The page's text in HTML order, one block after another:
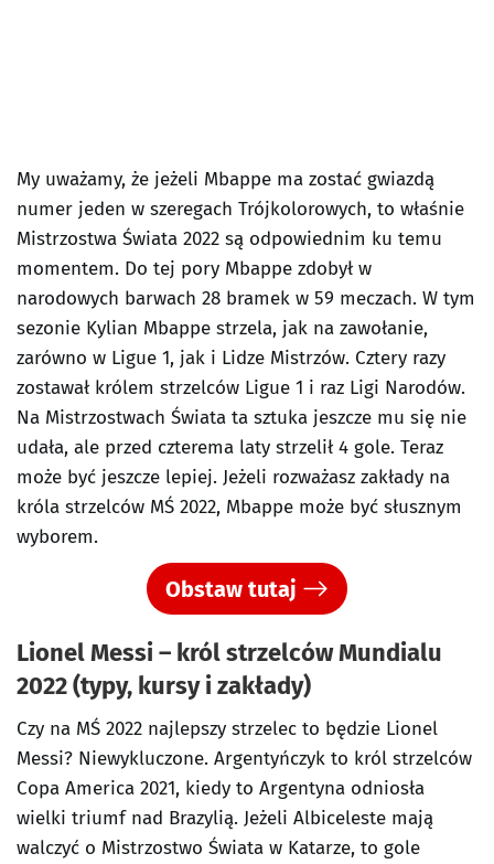
My uważamy, że jeżeli Mbappe ma zostać gwiazdą
numer jeden w szeregach Trójkolorowych, to właśnie
Mistrzostwa Świata 2022 są odpowiednim ku temu
momentem. Do tej pory Mbappe zdobył w
narodowych barwach 28 bramek w 59 meczach. W tym
sezonie Kylian Mbappe strzela, jak na zawołanie,
zarówno w Ligue 1, jak i Lidze Mistrzów. Cztery razy
zostawał królem strzelców Ligue 1 i raz Ligi Narodów.
Na Mistrzostwach Świata ta sztuka jeszcze mu się nie
udała, ale przed czterema laty strzelił 4 gole. Teraz
może być jeszcze lepiej. Jeżeli rozważasz zakłady na
króla strzelców MŚ 2022, Mbappe może być słusznym
wyborem.
Obstaw tutaj
Lionel Messi – król strzelców Mundialu
2022 (typy, kursy i zakłady)
Czy na MŚ 2022 najlepszy strzelec to będzie Lionel
Messi? Niewykluczone. Argentyńczyk to król strzelców
Copa America 2021, kiedy to Argentyna odniosła
wielki triumf nad Brazylią. Jeżeli Albiceleste mają
walczyć o Mistrzostwo Świata w Katarze, to gole